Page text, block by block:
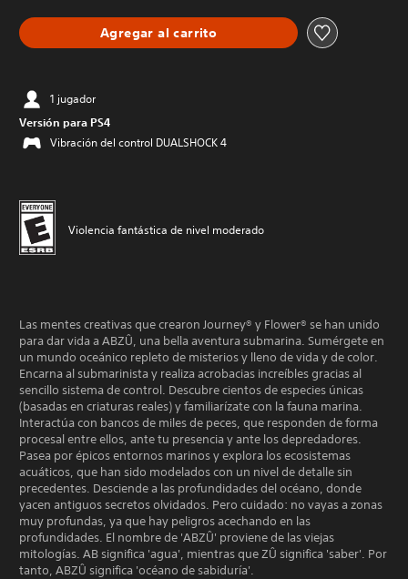
Agregar al carrito
1 jugador
Versión para PS4
Vibración del control DUALSHOCK 4
Violencia fantástica de nivel moderado
Las mentes creativas que crearon Journey® y Flower® se han unido
para dar vida a ABZÛ, una bella aventura submarina. Sumérgete en
un mundo oceánico repleto de misterios y lleno de vida y de color.
Encarna al submarinista y realiza acrobacias increíbles gracias al
sencillo sistema de control. Descubre cientos de especies únicas
(basadas en criaturas reales) y familiarízate con la fauna marina.
Interactúa con bancos de miles de peces, que responden de forma
procesal entre ellos, ante tu presencia y ante los depredadores.
Pasea por épicos entornos marinos y explora los ecosistemas
acuáticos, que han sido modelados con un nivel de detalle sin
precedentes. Desciende a las profundidades del océano, donde
yacen antiguos secretos olvidados. Pero cuidado: no vayas a zonas
muy profundas, ya que hay peligros acechando en las
profundidades. El nombre de 'ABZÛ' proviene de las viejas
mitologías. AB significa 'agua', mientras que ZÛ significa 'saber'. Por
tanto, ABZÛ significa 'océano de sabiduría'.